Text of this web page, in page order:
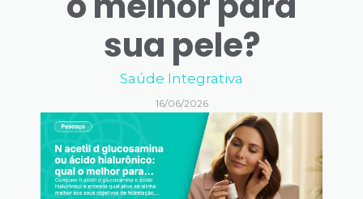
sua pele?
Saúde Integrativa
16/06/2026